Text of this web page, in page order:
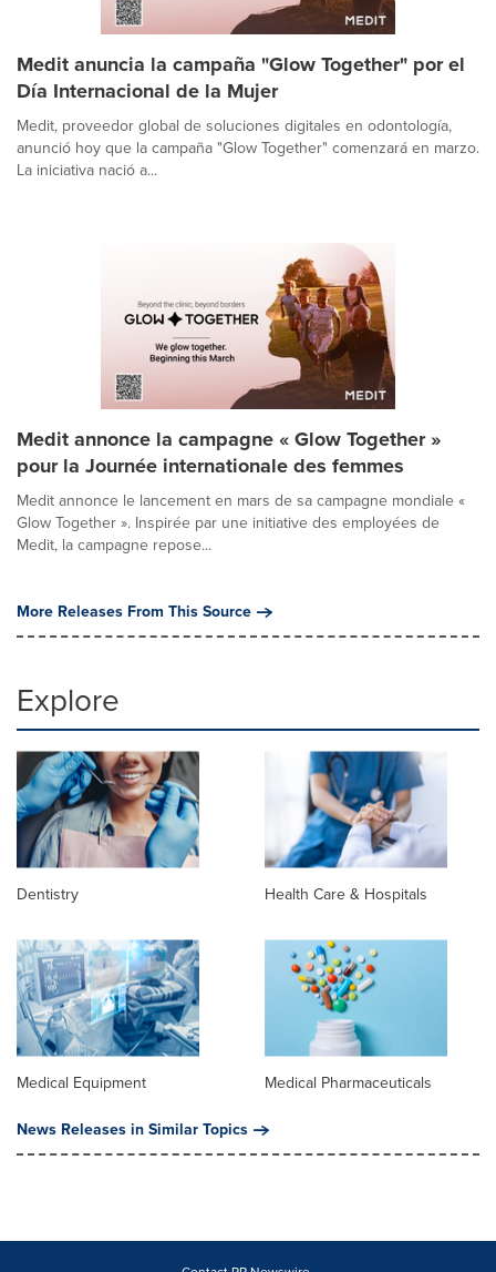
Medit anuncia la campaña "Glow Together" por el
Día Internacional de la Mujer
Medit, proveedor global de soluciones digitales en odontología,
anunció hoy que la campaña "Glow Together" comenzará en marzo.
La iniciativa nació a...
Medit annonce la campagne « Glow Together »
pour la Journée internationale des femmes
Medit annonce le lancement en mars de sa campagne mondiale «
Glow Together ». Inspirée par une initiative des employées de
Medit, la campagne repose...
More Releases From This Source
Explore
Dentistry Health Care & Hospitals
Medical Equipment
Medical Pharmaceuticals
News Releases in Similar Topics